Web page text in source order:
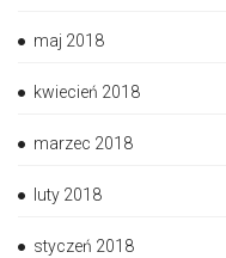
maj 2018
kwiecień 2018
marzec 2018
luty 2018
styczeń 2018